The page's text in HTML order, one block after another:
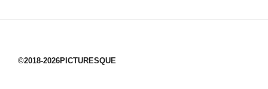
©2018-2026PICTURESQUE